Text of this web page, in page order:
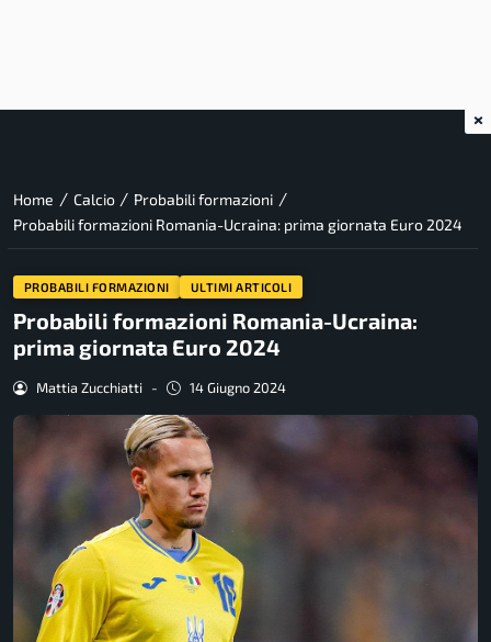
Home / Calcio / Probabili formazioni /
Probabili formazioni Romania-Ucraina: prima giornata Euro 2024
PROBABILI FORMAZIONI ULTIMI ARTICOLI
Probabili formazioni Romania-Ucraina:
prima giornata Euro 2024
Mattia Zucchiatti - 14 Giugno 2024
×